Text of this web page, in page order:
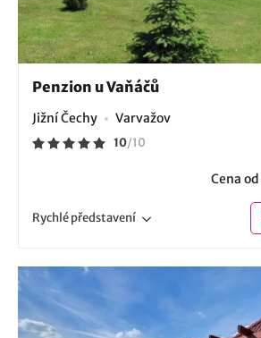
Penzion u Vaňáčů
Jižní Čechy Varvažov
10/10
Cena od
Rychlépředstavení